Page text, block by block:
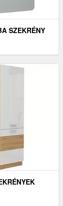
SZEKRÉNY